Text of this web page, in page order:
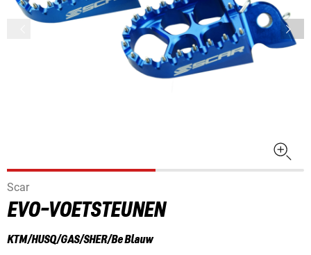
Scar
EVO-VOETSTEUNEN
KTM/HUSQ/GAS/SHER/Be Blauw